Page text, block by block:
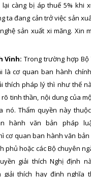
lại càng bị áp thuế 5% khi
ta đang cản trở việc sản
sản xuất xi măng. Xin
Vinh: Trong trường hợp Bộ
là cơ quan ban hành
thích pháp lý thì như thế
tinh thần, nội dung của
nó. Thẩm quyền này
hành văn bản pháp
cơ quan ban hành văn
phủ hoặc các Bộ chuyên
giải thích Nghị định
giải thích hay định nghĩa